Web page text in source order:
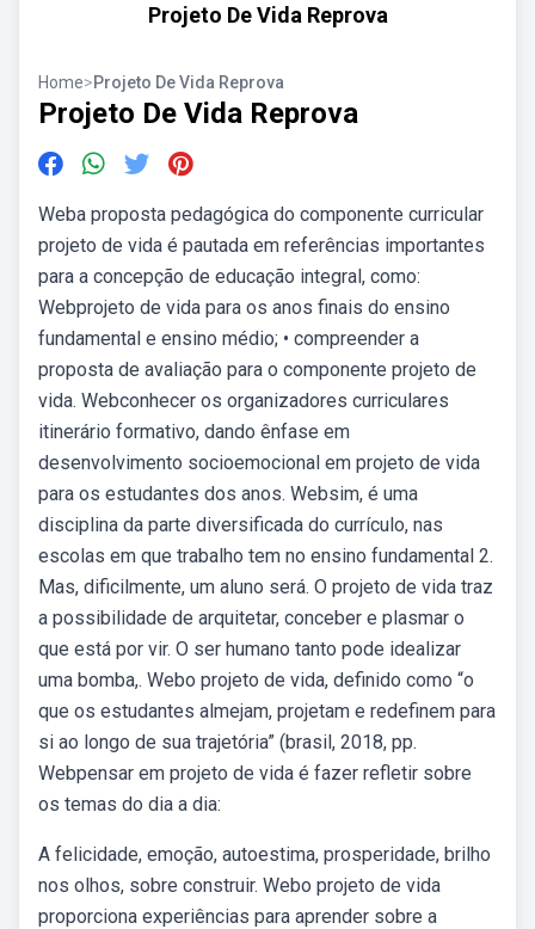
Projeto De Vida Reprova
Home>Projeto De Vida Reprova
Projeto De Vida Reprova
Weba proposta pedagógica do componente curricular
projeto de vida é pautada em referências importantes
para a concepção de educação integral, como:
Webprojeto de vida para os anos finais do ensino
fundamental e ensino médio; • compreender a
proposta de avaliação para o componente projeto de
vida. Webconhecer os organizadores curriculares
itinerário formativo, dando ênfase em
desenvolvimento socioemocional em projeto de vida
para os estudantes dos anos. Websim, é uma
disciplina da parte diversificada do currículo, nas
escolas em que trabalho tem no ensino fundamental 2.
Mas, dificilmente, um aluno será. O projeto de vida traz
a possibilidade de arquitetar, conceber e plasmar o
que está por vir. O ser humano tanto pode idealizar
uma bomba,. Webo projeto de vida, definido como “o
que os estudantes almejam, projetam e redefinem para
si ao longo de sua trajetória” (brasil, 2018, pp.
Webpensar em projeto de vida é fazer refletir sobre
os temas do dia a dia:
A felicidade, emoção, autoestima, prosperidade, brilho
nos olhos, sobre construir. Webo projeto de vida
proporciona experiências para aprender sobre a